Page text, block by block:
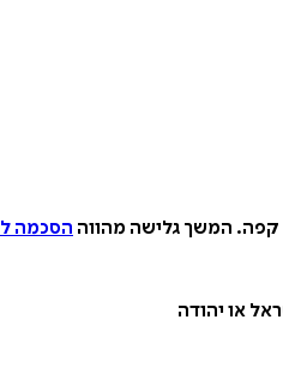
קפה. המשך גלישה מהווה הסכמה
או יהודה